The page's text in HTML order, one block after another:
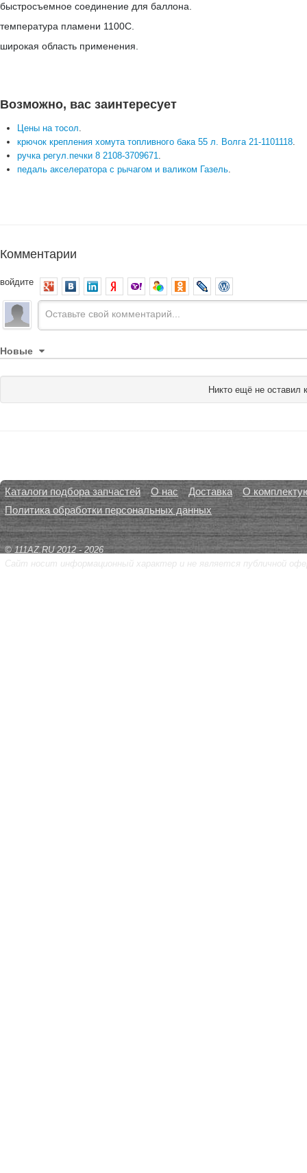
быстросъемное соединение для баллона.
температура пламени 1100С.
широкая область применения.
Возможно, вас заинтересует
Цены на тосол.
крючок крепления хомута топливного бака 55 л. Волга 21-1101118.
ручка регул.печки 8 2108-3709671.
педаль акселератора с рычагом и валиком Газель.
Комментарии
войдите
Новые
Никто ещё не оставил
Каталоги подбора запчастей О нас Доставка
О
Политика обработки персональных данных
© 111AZ.RU 2012 - 2026
Сайт носит информационный характер и не является публичной